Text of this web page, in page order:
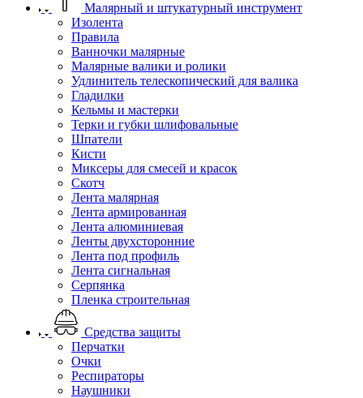
Малярный и штукатурный инструмент
Изолента
Правила
Ванночки малярные
Малярные валики и ролики
Удлинитель телескопический для валика
Гладилки
Кельмы и мастерки
Терки и губки шлифовальные
Шпатели
Кисти
Миксеры для смесей и красок
Скотч
Лента малярная
Лента армированная
Лента алюминиевая
Ленты двухсторонние
Лента под профиль
Лента сигнальная
Серпянка
Пленка строительная
Средства защиты
Перчатки
Очки
Респираторы
Наушники